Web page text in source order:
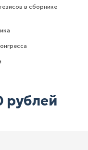
в сборнике
рублей